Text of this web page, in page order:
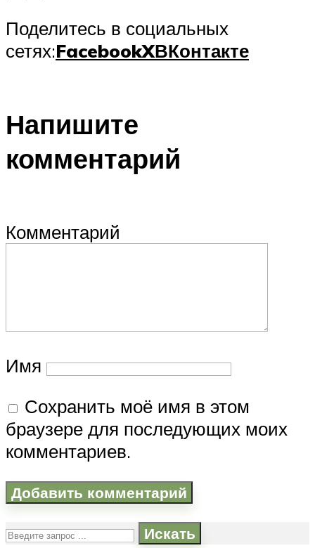
Поделитесь в социальных
сетях:FacebookXВКонтакте
Напишите
комментарий
Комментарий
Имя
Сохранить моё имя в этом
браузере для последующих моих
комментариев.
Искать